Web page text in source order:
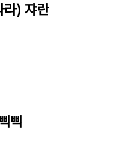
) 쟈란
삑